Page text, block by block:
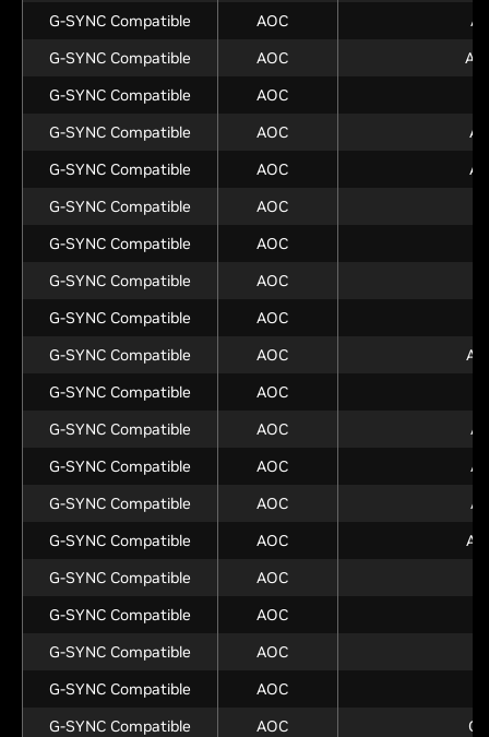
G-SYNC Compatible
AOC
G-SYNC Compatible
AOC
G-SYNC Compatible
AOC
G-SYNC Compatible
AOC
G-SYNC Compatible
AOC
G-SYNC Compatible
AOC
G-SYNC Compatible
AOC
G-SYNC Compatible
AOC
G-SYNC Compatible
AOC
G-SYNC Compatible
AOC
G-SYNC Compatible
AOC
G-SYNC Compatible
AOC
G-SYNC Compatible
AOC
G-SYNC Compatible
AOC
G-SYNC Compatible
AOC
G-SYNC Compatible
AOC
G-SYNC Compatible
AOC
G-SYNC Compatible
AOC
G-SYNC Compatible
AOC
G-SYNC Compatible
AOC